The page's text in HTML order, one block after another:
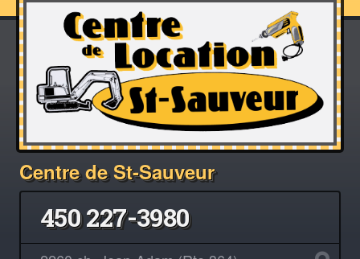
Centre de St-Sauveur
450 227-3980